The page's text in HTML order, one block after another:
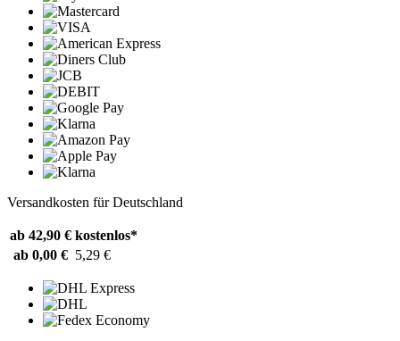
Versandkosten für Deutschland
ab 42,90 € kostenlos*
ab 0,00 € 5,29 €